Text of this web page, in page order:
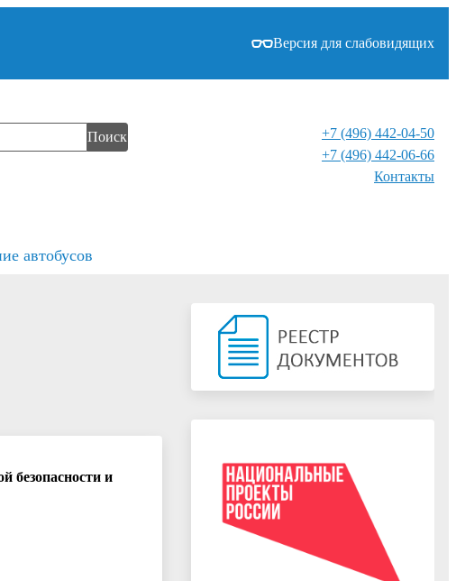
Версия для слабовидящих
Поиск
+7 (496) 442-04-50
+7 (496) 442-06-66
Контакты⁠
автобусов
безопасности и